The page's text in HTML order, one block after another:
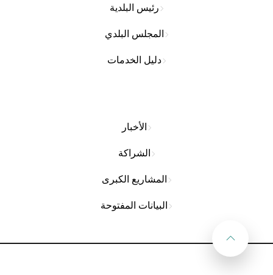
رئيس البلدية
المجلس البلدي
دليل الخدمات
الأخبار
الشراكة
المشاريع الكبرى
البيانات المفتوحة